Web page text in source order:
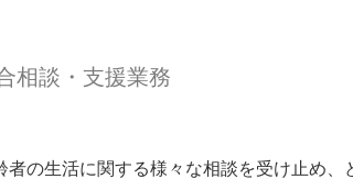
相談・支援業務
者の生活に関する様々な相談を受け止め、